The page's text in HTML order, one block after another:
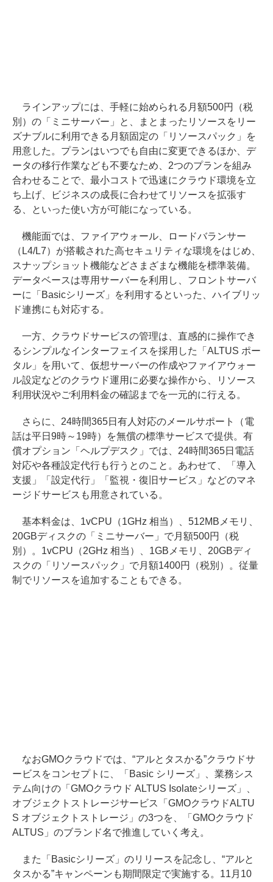
ラインアップには、手軽に始められる月額500円（税
別）の「ミニサーバー」と、まとまったリソースをリー
ズナブルに利用できる月額固定の「リソースパック」を
用意した。プランはいつでも自由に変更できるほか、デ
ータの移行作業なども不要なため、2つのプランを組み
合わせることで、最小コストで迅速にクラウド環境を立
ち上げ、ビジネスの成長に合わせてリソースを拡張す
る、といった使い方が可能になっている。
機能面では、ファイアウォール、ロードバランサー
（L4/L7）が搭載された高セキュリティな環境をはじめ、
スナップショット機能などさまざまな機能を標準装備。
データベースは専用サーバーを利用し、フロントサーバ
ーに「Basicシリーズ」を利用するといった、ハイブリッ
ド連携にも対応する。
一方、クラウドサービスの管理は、直感的に操作でき
るシンプルなインターフェイスを採用した「ALTUS ポー
タル」を用いて、仮想サーバーの作成やファイアウォー
ル設定などのクラウド運用に必要な操作から、リソース
利用状況やご利用料金の確認までを一元的に行える。
さらに、24時間365日有人対応のメールサポート（電
話は平日9時～19時）を無償の標準サービスで提供。有
償オプション「ヘルプデスク」では、24時間365日電話
対応や各種設定代行も行うとのこと。あわせて、「導入
支援」「設定代行」「監視・復旧サービス」などのマネ
ージドサービスも用意されている。
基本料金は、1vCPU（1GHz 相当）、512MBメモリ、
20GBディスクの「ミニサーバー」で月額500円（税
別）。1vCPU（2GHz 相当）、1GBメモリ、20GBディ
スクの「リソースパック」で月額1400円（税別）。従量
制でリソースを追加することもできる。
なおGMOクラウドでは、“アルとタスかる”クラウドサ
ービスをコンセプトに、「Basic シリーズ」、業務シス
テム向けの「GMOクラウド ALTUS Isolateシリーズ」、
オブジェクトストレージサービス「GMOクラウドALTU
S オブジェクトストレージ」の3つを、「GMOクラウド
ALTUS」のブランド名で推進していく考え。
また「Basicシリーズ」のリリースを記念し、“アルと
タスかる”キャンペーンも期間限定で実施する。11月10